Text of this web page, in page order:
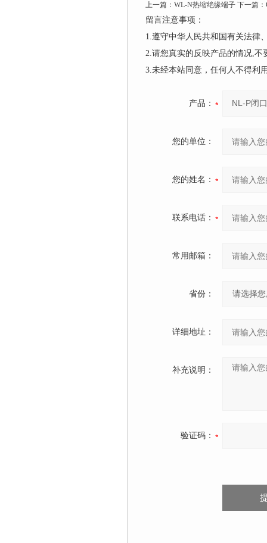
上一篇： WL-N热缩绝缘端子 下一篇：
留言注意事项：
1.遵守中华人民共和国有关法律
2.请您真实的反映产品的情况,
3.未经本站同意，任何人不得利
产品：
您的单位：
您的姓名：
联系电话：
常用邮箱：
省份：
详细地址：
补充说明：
验证码：